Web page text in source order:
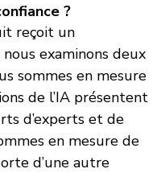
?
reçoit un
examinons deux
sommes en mesure
de l’IA présentent
d’experts et de
en mesure de
d’une autre